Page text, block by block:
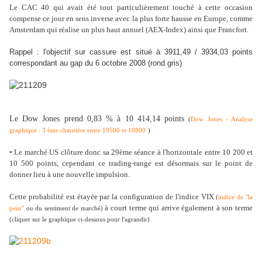
Le CAC 40 qui avait été tout particulièrement touché à cette occasion
compense ce jour en sens inverse avec la plus forte hausse en Europe, comme
Amsterdam qui réalise un plus haut annuel (AEX-Index) ainsi que Francfort.
Rappel : l'objectif sur cassure est situé à 3911,49 / 3934,03 points
correspondant au gap du 6 octobre 2008 (rond gris)
Le Dow Jones prend 0,83 % à 10 414,14 points(Dow Jones - Analyse
graphique : 3 ème charnière entre 10500 et 10800 )
• Le marché US clôture donc sa 29ème séance à l'horizontale entre 10 200 et
10 500 points, cependant ce trading-range est désormais sur le point de
donner lieu à une nouvelle impulsion.
Cette probabilité est étayée par la configuration de l'indice VIX(indice de "la
peur" ou du sentiment de marché)à court terme qui arrive également à son terme
(cliquer sur le graphique ci-dessous pour l'agrandir)